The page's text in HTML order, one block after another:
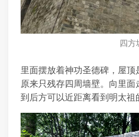
四方
里面摆放着神功圣德碑，屋顶
原来只残存四周墙壁。向里
到后方可以近距离看到明太祖